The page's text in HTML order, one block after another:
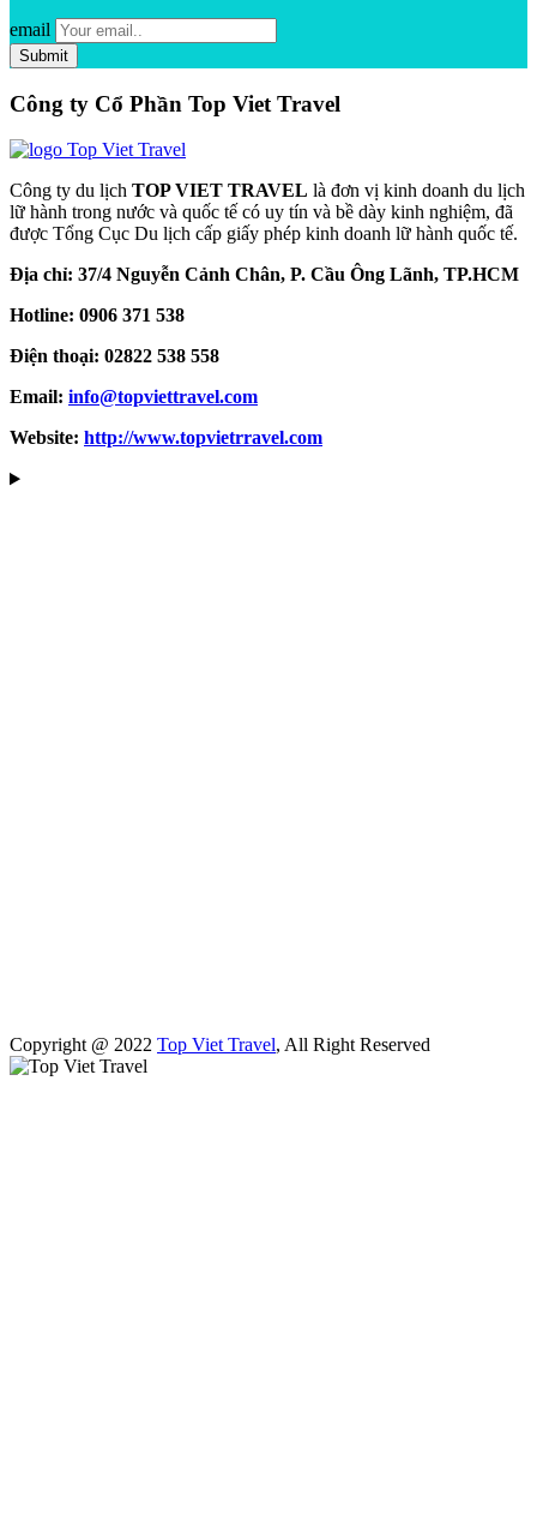
email
Công ty Cổ Phần Top Viet Travel
Công ty du lịch TOP VIET TRAVEL là đơn vị kinh doanh du lịch
lữ hành trong nước và quốc tế có uy tín và bề dày kinh nghiệm, đã
được Tổng Cục Du lịch cấp giấy phép kinh doanh lữ hành quốc tế.
Địa chỉ: 37/4 Nguyễn Cảnh Chân, P. Cầu Ông Lãnh, TP.HCM
Hotline: 0906 371 538
Điện thoại: 02822 538 558
Email: info@topviettravel.com
Website: http://www.topvietrravel.com
Copyright @ 2022 Top Viet Travel, All Right Reserved